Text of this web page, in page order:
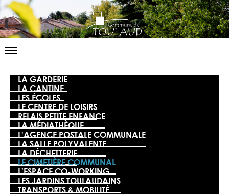
Basculer
LA MAIRIE
LA VIE LOCALE
VOS DÉMARCHES
CONTACT
LA GARDERIE
LA CANTINE
LES ÉCOLES
LE CENTRE DE LOISIRS
RELAIS PETITE ENFANCE
LA MÉDIATHÈQUE
L'AGENCE POSTALE COMMUNALE
LA SALLE POLYVALENTE
LA DÉCHETTERIE
LE CIMETIÈRE COMMUNAL
L'ESPACE CO-WORKING
LES JARDINS TOULAUDAINS
TRANSPORTS & MOBILITÉ